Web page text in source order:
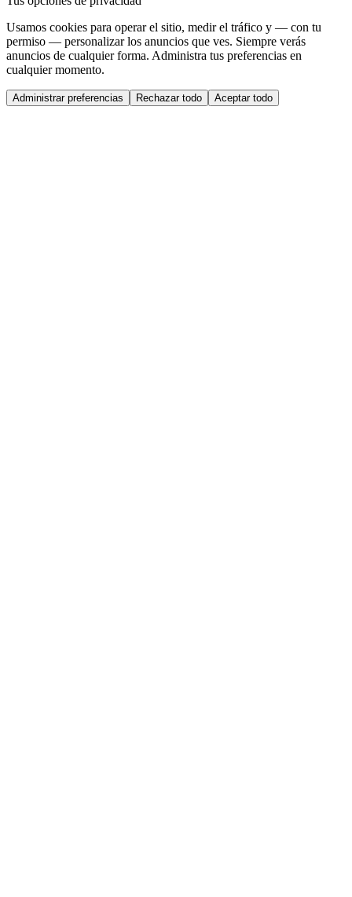
Usamos cookies para operar el sitio, medir el tráfico y — con tu
permiso — personalizar los anuncios que ves. Siempre verás
anuncios de cualquier forma. Administra tus preferencias en
cualquier momento.
Administrar preferencias Rechazar todo Aceptar todo